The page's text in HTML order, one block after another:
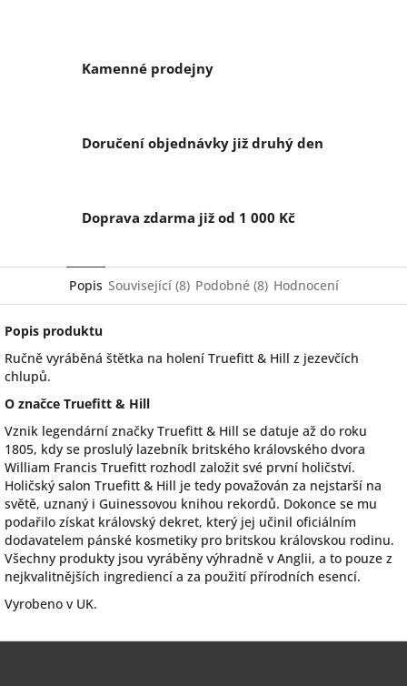
Kamenné prodejny
Doručení objednávky již druhý den
Doprava zdarma již od 1 000 Kč
Popis Související (8) Podobné (8) Hodnocení
Popis produktu
Ručně vyráběná štětka na holení Truefitt & Hill z jezevčích
chlupů.
O značce Truefitt & Hill
Vznik legendární značky Truefitt & Hill se datuje až do roku
1805, kdy se proslulý lazebník britského královského dvora
William Francis Truefitt rozhodl založit své první holičství.
Holičský salon Truefitt & Hill je tedy považován za nejstarší na
světě, uznaný i Guinessovou knihou rekordů. Dokonce se mu
podařilo získat královský dekret, který jej učinil oficiálním
dodavatelem pánské kosmetiky pro britskou královskou rodinu.
Všechny produkty jsou vyráběny výhradně v Anglii, a to pouze z
nejkvalitnějších ingrediencí a za použití přírodních esencí.
Vyrobeno v UK.